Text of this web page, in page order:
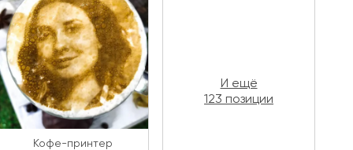
Кофе-принтер
И ещё
123 позиции